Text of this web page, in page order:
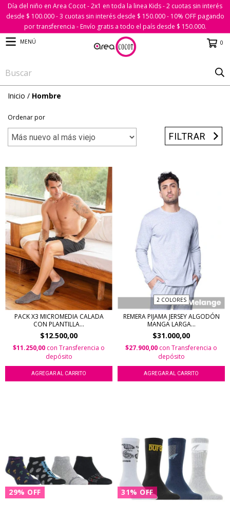
Día del niño en Area Cocot - 2x1 en toda la linea Kids - 2 cuotas sin interés
desde $ 100.000 - 3 cuotas sin interés desde $ 150.000 - 10% OFF pagando
por transferencia - Envío gratis a todo el país desde $ 150.000.
MENÚ 0
Inicio / Hombre
Ordenar por
FILTRAR
PACK X3 MICROMEDIA CALADA
CON PLANTILLA...
$12.500,00
$11.250,00 con Transferencia o
depósito
AGREGAR AL CARRITO
2 COLORES
REMERA PIJAMA JERSEY ALGODÓN
MANGA LARGA...
$31.000,00
$27.900,00 con Transferencia o
depósito
AGREGAR AL CARRITO
29% OFF 31% OFF